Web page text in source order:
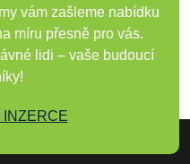
vám zašleme nabídku
míru přesně pro vás.
lidi – vaše budoucí
INZERCE